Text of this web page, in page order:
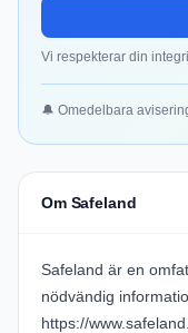
Vi respekterar din
🔔 Omedelbara
Om Safeland
Safeland är en
nödvändig
https://